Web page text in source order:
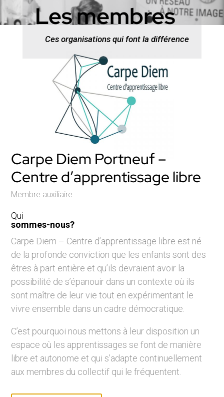
Les membres
Ces organisations qui font la différence
Carpe Diem Portneuf –
Centre d’apprentissage libre
Membre auxiliaire
Qui
sommes-nous?
Carpe Diem – Centre d’apprentissage libre est né
de la profonde conviction que les enfants sont des
êtres à part entière et qu’ils devraient avoir la
possibilité de s’épanouir dans un contexte où ils
sont maître de leur vie tout en expérimentant le
vivre ensemble dans un cadre démocratique.
C’est pourquoi nous mettons à leur disposition un
espace où les apprentissages se font de manière
libre et autonome et qui s’adapte continuellement
aux membres du collectif qui le fréquentent.